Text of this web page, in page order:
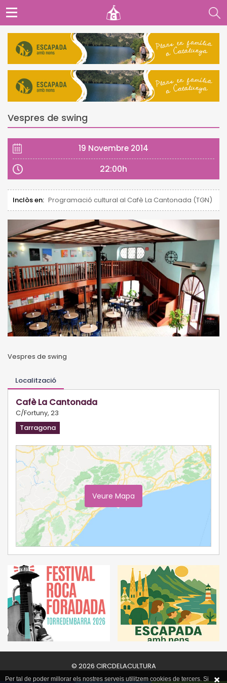
Vespres de swing
19 Novembre 2014
22:00h
Inclòs en: Programació cultural al Cafè La Cantonada (TGN)
Vespres de swing
Localització
Cafè La Cantonada
C/Fortuny, 23
Tarragona
Veure Mapa
© 2026 CIRCDELACULTURA
Per tal de poder millorar els nostres serveis utilitzem cookies de tercers. Si